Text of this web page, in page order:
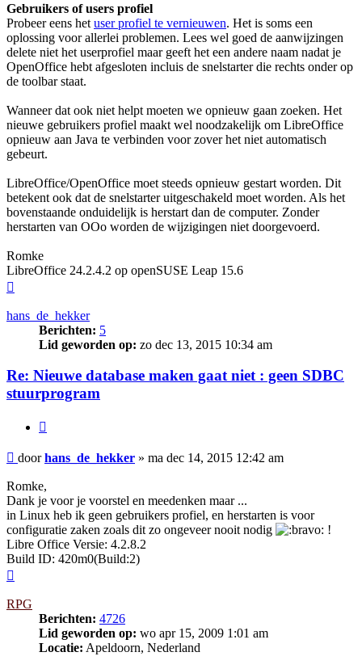
Gebruikers of users profiel
Probeer eens het user profiel te vernieuwen. Het is soms een
oplossing voor allerlei problemen. Lees wel goed de aanwijzingen
delete niet het userprofiel maar geeft het een andere naam nadat je
OpenOffice hebt afgesloten incluis de snelstarter die rechts onder op
de toolbar staat.
Wanneer dat ook niet helpt moeten we opnieuw gaan zoeken. Het
nieuwe gebruikers profiel maakt wel noodzakelijk om LibreOffice
opnieuw aan Java te verbinden voor zover het niet automatisch
gebeurt.
LibreOffice/OpenOffice moet steeds opnieuw gestart worden. Dit
betekent ook dat de snelstarter uitgeschakeld moet worden. Als het
bovenstaande onduidelijk is herstart dan de computer. Zonder
herstarten van OOo worden de wijzigingen niet doorgevoerd.
Romke
LibreOffice 24.2.4.2 op openSUSE Leap 15.6
hans_de_hekker
Berichten: 5
Lid geworden op: zo dec 13, 2015 10:34 am
Re: Nieuwe database maken gaat niet : geen SDBC
stuurprogram
Bericht
doorhans_de_hekker » ma dec 14, 2015 12:42 am
Romke,
Dank je voor je voorstel en meedenken maar ...
in Linux heb ik geen gebruikers profiel, en herstarten is voor
configuratie zaken zoals dit zo ongeveer nooit nodig
!
Libre Office Versie: 4.2.8.2
Build ID: 420m0(Build:2)
RPG
Berichten: 4726
Lid geworden op: wo apr 15, 2009 1:01 am
Locatie: Apeldoorn, Nederland